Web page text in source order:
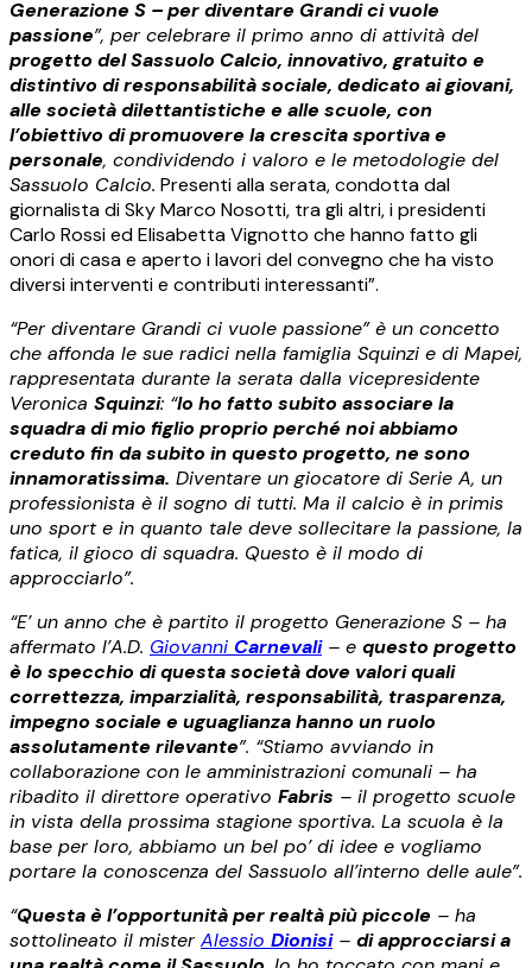
Generazione S – per diventare Grandi ci vuole
passione”, per celebrare il primo anno di attività del
progetto del Sassuolo Calcio, innovativo, gratuito e
distintivo di responsabilità sociale, dedicato ai giovani,
alle società dilettantistiche e alle scuole, con
l’obiettivo di promuovere la crescita sportiva e
personale, condividendo i valoro e le metodologie del
Sassuolo Calcio. Presenti alla serata, condotta dal
giornalista di Sky Marco Nosotti, tra gli altri, i presidenti
Carlo Rossi ed Elisabetta Vignotto che hanno fatto gli
onori di casa e aperto i lavori del convegno che ha visto
diversi interventi e contributi interessanti”.
“Per diventare Grandi ci vuole passione” è un concetto
che affonda le sue radici nella famiglia Squinzi e di Mapei,
rappresentata durante la serata dalla vicepresidente
Veronica Squinzi: “Io ho fatto subito associare la
squadra di mio figlio proprio perché noi abbiamo
creduto fin da subito in questo progetto, ne sono
innamoratissima. Diventare un giocatore di Serie A, un
professionista è il sogno di tutti. Ma il calcio è in primis
uno sport e in quanto tale deve sollecitare la passione, la
fatica, il gioco di squadra. Questo è il modo di
approcciarlo”.
“E’ un anno che è partito il progetto Generazione S – ha
affermato l’A.D. Giovanni Carnevali– e questo progetto
è lo specchio di questa società dove valori quali
correttezza, imparzialità, responsabilità, trasparenza,
impegno sociale e uguaglianza hanno un ruolo
assolutamente rilevante”. “Stiamo avviando in
collaborazione con le amministrazioni comunali – ha
ribadito il direttore operativo Fabris – il progetto scuole
in vista della prossima stagione sportiva. La scuola è la
base per loro, abbiamo un bel po’ di idee e vogliamo
portare la conoscenza del Sassuolo all’interno delle aule”.
“Questa è l’opportunità per realtà più piccole – ha
sottolineato il misterAlessio Dionisi– di approcciarsi a